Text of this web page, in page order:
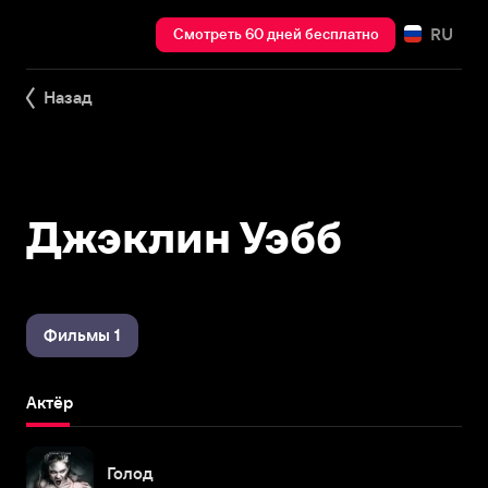
Смотреть 60 дней бесплатно RU
Назад
Джэклин Уэбб
Фильмы 1
Актёр
Голод